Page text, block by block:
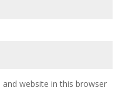
and website in this browser